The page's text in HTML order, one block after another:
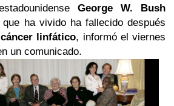
George W. Bush
ha vivido ha fallecido después
linfático, informó el viernes
un comunicado.